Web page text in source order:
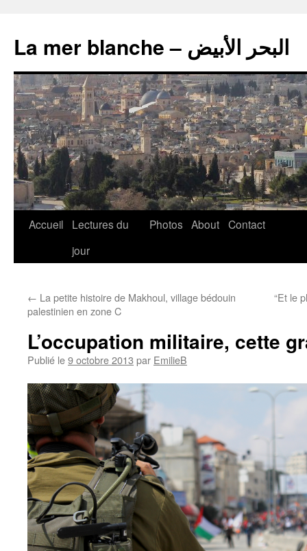
La mer blanche – البحر الأبيض
Accueil
Lectures du
jour
Photos About Contact
← La petite histoire de Makhoul, village bédouin
palestinien en zone C
“Et le
L’occupation militaire, cette
Publié le9 octobre 2013 par EmilieB